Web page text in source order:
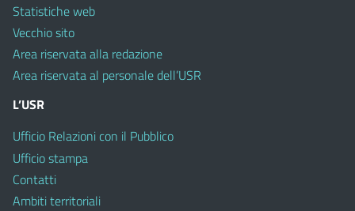
Statistiche web
Vecchio sito
Area riservata alla redazione
Area riservata al personale dell’USR
L’USR
Ufficio Relazioni con il Pubblico
Ufficio stampa
Contatti
Ambiti territoriali